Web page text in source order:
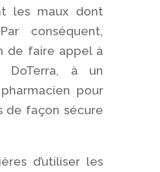
les maux dont
conséquent,
de faire appel à
DoTerra, à un
pour
de façon sécure
d’utiliser les